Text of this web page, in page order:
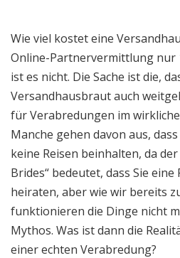
Wie viel kostet eine
Online-Partnervermittlung nur
ist es nicht. Die Sache ist die,
Versandhausbraut auch
für Verabredungen im
Manche gehen davon aus,
keine Reisen beinhalten, da
Brides“ bedeutet, dass Sie
heiraten, aber wie wir bereits
funktionieren die Dinge nicht
Mythos. Was ist dann die
einer echten Verabredung?